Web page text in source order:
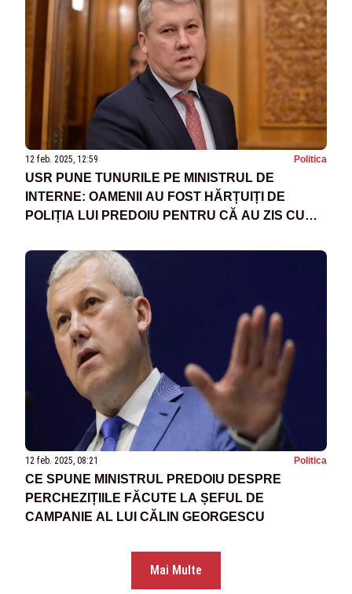
12 feb. 2025, 12:59 Politica
USR PUNE TUNURILE PE MINISTRUL DE
INTERNE: OAMENII AU FOST HĂRȚUIȚI DE
POLIȚIA LUI PREDOIU PENTRU CĂ AU ZIS CU
12 feb. 2025, 08:21 Politica
CE SPUNE MINISTRUL PREDOIU DESPRE
PERCHEZIȚIILE FĂCUTE LA ȘEFUL DE
CAMPANIE AL LUI CĂLIN GEORGESCU
Mai Multe